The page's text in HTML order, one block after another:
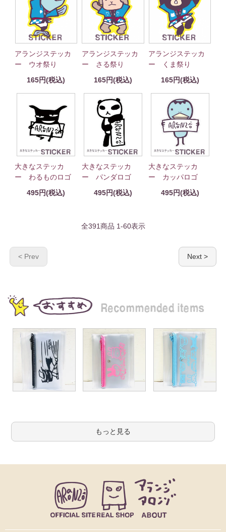
アランジステッカ
ー ウオ祭り
165円(税込)
アランジステッカ
ー さる祭り
165円(税込)
アランジステッカ
ー くま祭り
165円(税込)
大きなステッカ
ー わるものロゴ
495円(税込)
大きなステッカ
ー パンダロゴ
495円(税込)
大きなステッカ
ー カッパロゴ
495円(税込)
全391商品 1-60表示
< Prev Next >
もっと見る